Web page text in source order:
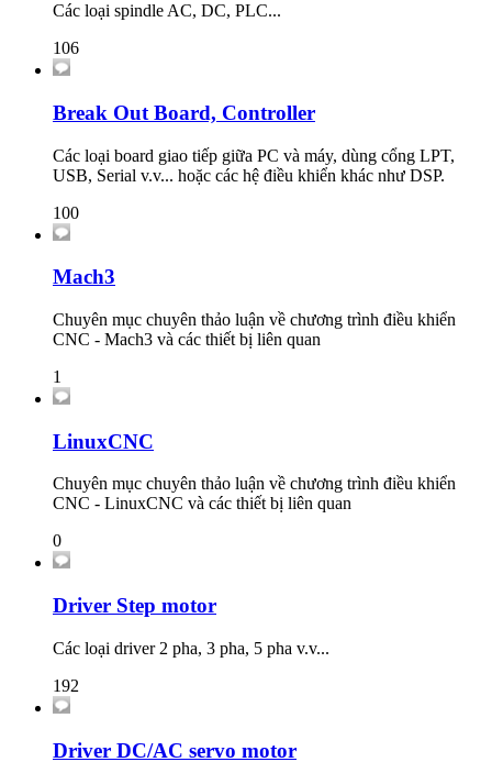
Các loại spindle AC, DC, PLC...
106
Break Out Board, Controller
Các loại board giao tiếp giữa PC và máy, dùng cổng LPT,
USB, Serial v.v... hoặc các hệ điều khiển khác như DSP.
100
Mach3
Chuyên mục chuyên thảo luận về chương trình điều khiển
CNC - Mach3 và các thiết bị liên quan
1
LinuxCNC
Chuyên mục chuyên thảo luận về chương trình điều khiển
CNC - LinuxCNC và các thiết bị liên quan
0
Driver Step motor
Các loại driver 2 pha, 3 pha, 5 pha v.v...
192
Driver DC/AC servo motor